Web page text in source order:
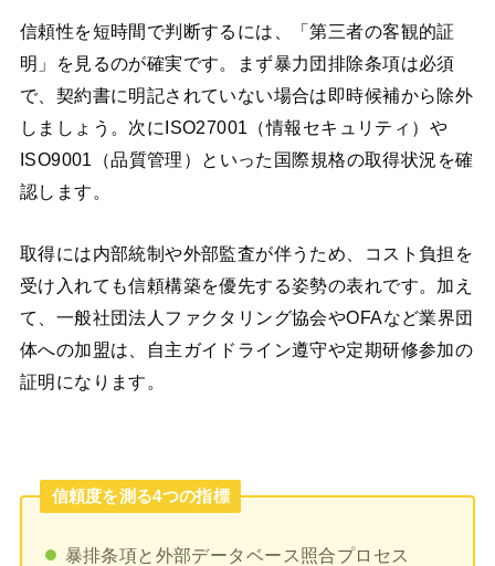
信頼性を短時間で判断するには、「第三者の客観的証
明」を見るのが確実です。まず暴力団排除条項は必須
で、契約書に明記されていない場合は即時候補から除外
しましょう。次にISO27001（情報セキュリティ）や
ISO9001（品質管理）といった国際規格の取得状況を確
認します。
取得には内部統制や外部監査が伴うため、コスト負担を
受け入れても信頼構築を優先する姿勢の表れです。加え
て、一般社団法人ファクタリング協会やOFAなど業界団
体への加盟は、自主ガイドライン遵守や定期研修参加の
証明になります。
信頼度を測る4つの指標
暴排条項と外部データベース照合プロセス